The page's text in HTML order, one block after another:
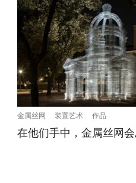
金属丝网 装置艺术 作品
在他们手中，金属丝网